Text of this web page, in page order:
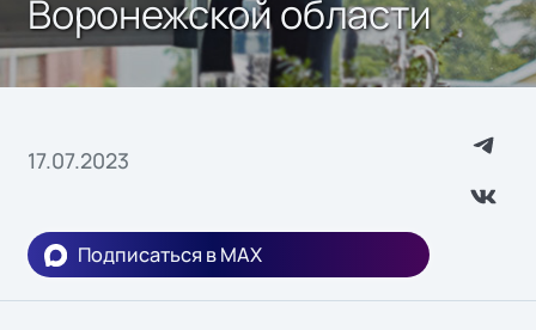
Воронежской области
17.07.2023
Подписаться в MAX